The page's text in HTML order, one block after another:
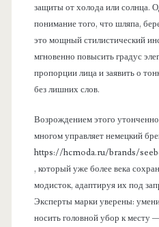
защиты от холода или солнца.
понимание того, что шляпа,
это мощный стилистический
мгновенно повысить градус
пропорции лица и заявить о
без лишних слов.
Возрождением этого
многом управляет немецкий
https://hcmoda.ru/brands/
, который уже более века
модисток, адаптируя их под
Эксперты марки уверены:
носить головной убор к месту